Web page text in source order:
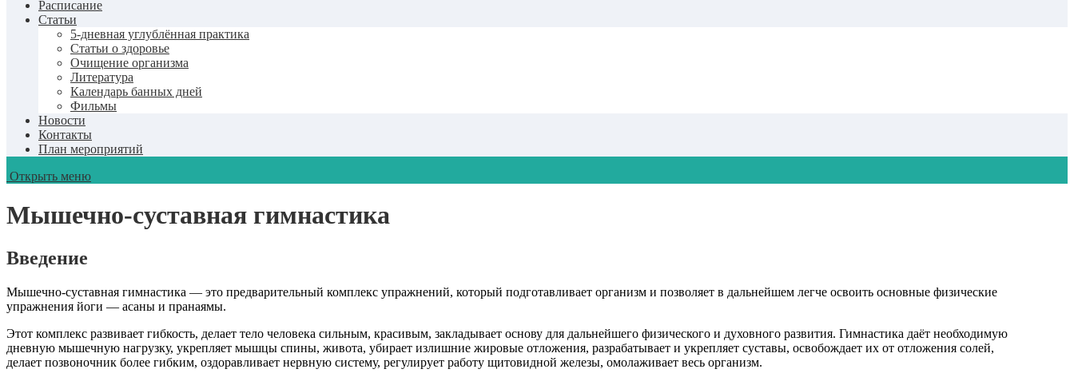
Расписание
Статьи
5-дневная углублённая практика
Статьи о здоровье
Очищение организма
Литература
Календарь банных дней
Фильмы
Новости
Контакты
План мероприятий
Открыть меню
Мышечно-суставная гимнастика
Введение
Мышечно-суставная гимнастика — это предварительный комплекс упражнений, который подготавливает организм и позволяет в дальнейшем легче освоить основные физические
упражнения йоги — асаны и пранаямы.
Этот комплекс развивает гибкость, делает тело человека сильным, красивым, закладывает основу для дальнейшего физического и духовного развития. Гимнастика даёт необходимую
дневную мышечную нагрузку, укрепляет мышцы спины, живота, убирает излишние жировые отложения, разрабатывает и укрепляет суставы, освобождает их от отложения солей,
делает позвоночник более гибким, оздоравливает нервную систему, регулирует работу щитовидной железы, омолаживает весь организм.